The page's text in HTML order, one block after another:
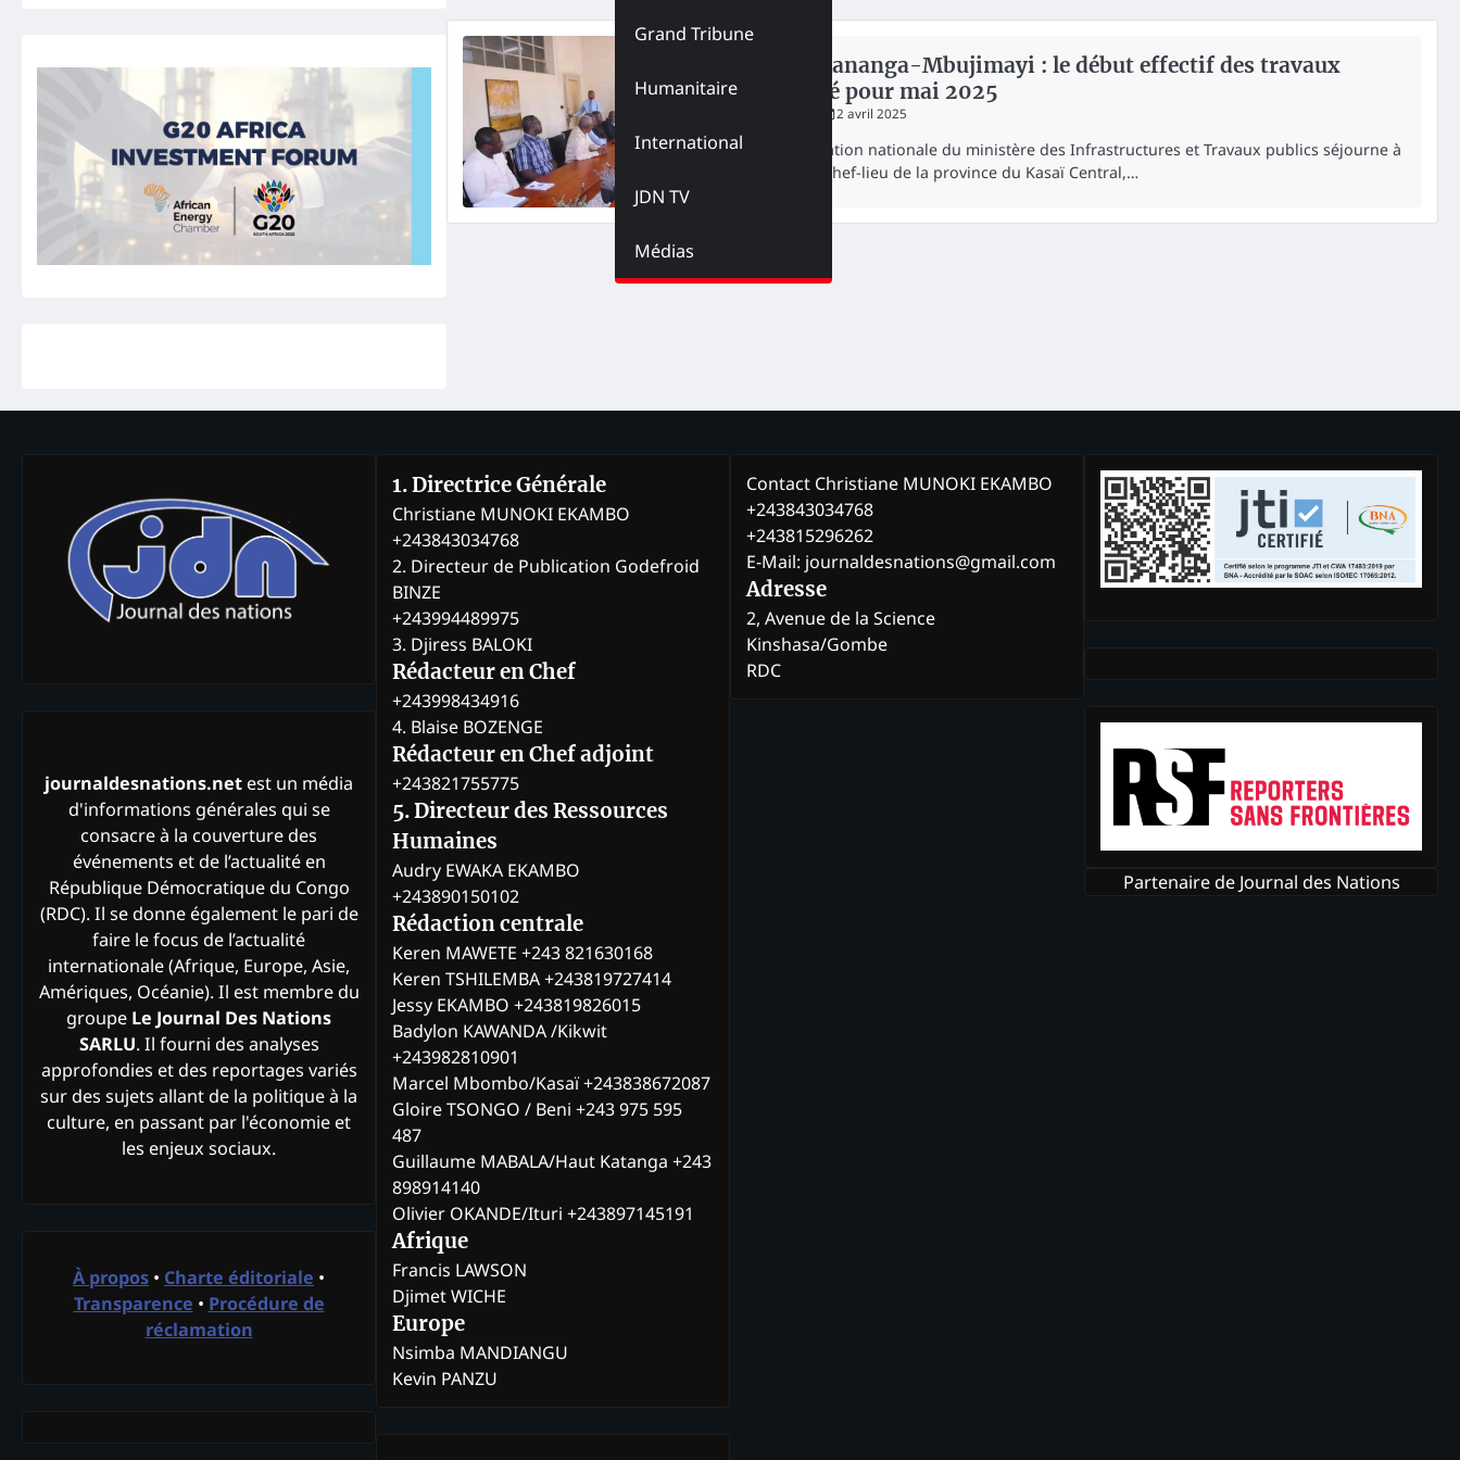
Grand Tribune
Humanitaire
International
JDN TV
Médias
NATION
Route Kananga-Mbujimayi : le début effectif des travaux
annoncé pour mai 2025
2 avril 2025
Une délégation nationale du ministère des Infrastructures et Travaux publics séjourne à
Kananga, chef-lieu de la province du Kasaï Central,…
journaldesnations.net est un média
d'informations générales qui se
consacre à la couverture des
événements et de l’actualité en
République Démocratique du Congo
(RDC). Il se donne également le pari de
faire le focus de l’actualité
internationale (Afrique, Europe, Asie,
Amériques, Océanie). Il est membre du
groupe Le Journal Des Nations
SARLU. Il fourni des analyses
approfondies et des reportages variés
sur des sujets allant de la politique à la
culture, en passant par l'économie et
les enjeux sociaux.
À propos • Charte éditoriale •
Transparence • Procédure de
réclamation
1. Directrice Générale
Christiane MUNOKI EKAMBO
+243843034768
2. Directeur de Publication Godefroid
BINZE
+243994489975
3. Djiress BALOKI
Rédacteur en Chef
+243998434916
4. Blaise BOZENGE
Rédacteur en Chef adjoint
+243821755775
5. Directeur des Ressources
Humaines
Audry EWAKA EKAMBO
+243890150102
Rédaction centrale
Keren MAWETE +243 821630168
Keren TSHILEMBA +243819727414
Jessy EKAMBO +243819826015
Badylon KAWANDA /Kikwit
+243982810901
Marcel Mbombo/Kasaï +243838672087
Gloire TSONGO / Beni +243 975 595
487
Guillaume MABALA/Haut Katanga +243
898914140
Olivier OKANDE/Ituri +243897145191
Afrique
Francis LAWSON
Djimet WICHE
Europe
Nsimba MANDIANGU
Kevin PANZU
Contact Christiane MUNOKI EKAMBO
+243843034768
+243815296262
E-Mail: journaldesnations@gmail.com
Adresse
2, Avenue de la Science
Kinshasa/Gombe
RDC
Partenaire de Journal des Nations